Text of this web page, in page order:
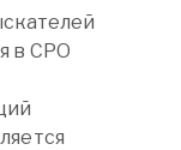
в СРО